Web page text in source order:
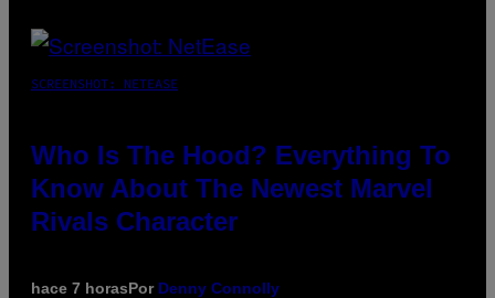
SCREENSHOT: NETEASE
Who Is The Hood? Everything To
Know About The Newest Marvel
Rivals Character
hace 7 horasPor Denny Connolly